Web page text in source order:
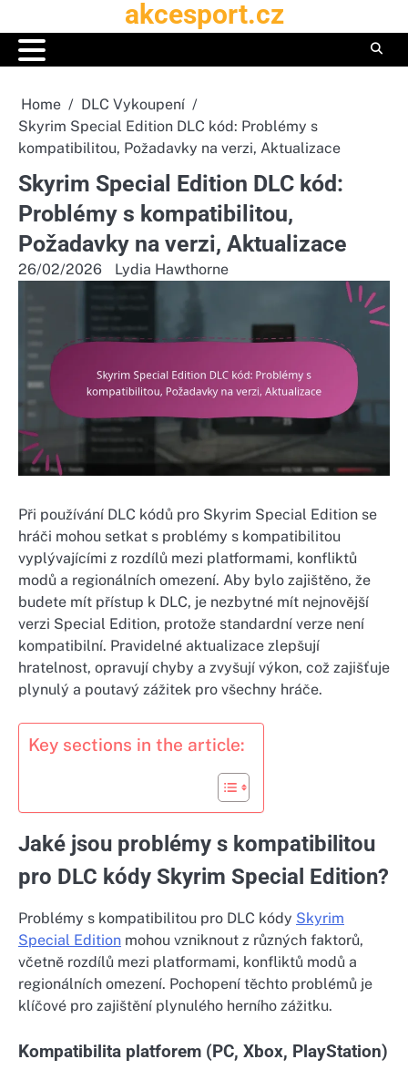
to
content
akcesport.cz
Home
DLC Vykoupení
Skyrim Special Edition DLC kód: Problémy s
kompatibilitou, Požadavky na verzi, Aktualizace
Skyrim Special Edition DLC kód:
Problémy s kompatibilitou,
Požadavky na verzi, Aktualizace
26/02/2026 Lydia Hawthorne
Při používání DLC kódů pro Skyrim Special Edition se
hráči mohou setkat s problémy s kompatibilitou
vyplývajícími z rozdílů mezi platformami, konfliktů
modů a regionálních omezení. Aby bylo zajištěno, že
budete mít přístup k DLC, je nezbytné mít nejnovější
verzi Special Edition, protože standardní verze není
kompatibilní. Pravidelné aktualizace zlepšují
hratelnost, opravují chyby a zvyšují výkon, což zajišťuje
plynulý a poutavý zážitek pro všechny hráče.
Key sections in the article:
Jaké jsou problémy s kompatibilitou
pro DLC kódy Skyrim Special Edition?
Problémy s kompatibilitou pro DLC kódy Skyrim
Special Edition mohou vzniknout z různých faktorů,
včetně rozdílů mezi platformami, konfliktů modů a
regionálních omezení. Pochopení těchto problémů je
klíčové pro zajištění plynulého herního zážitku.
Kompatibilita platforem (PC, Xbox, PlayStation)